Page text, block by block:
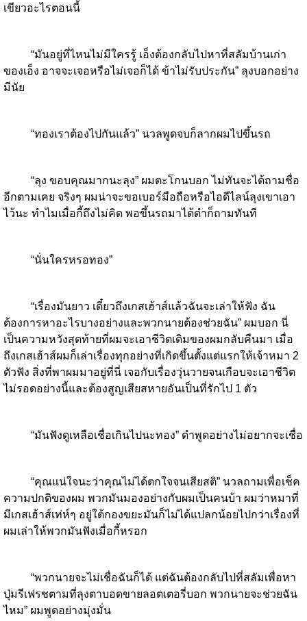
เขียวอะไรตอนนี้
“มันอยู่ที่ไหนไม่มีใครรู้ เอ็งต้องกลับไปหาที่สลัมบ้านเก่า
ของเอ็ง อาจจะเจอหรือไม่เจอก็ได้ ข้าไม่รับประกัน” ลุงบอกอย่าง
มีนัย
“ทองเราต้องไปกันแล้ว” นวลพูดจบก็ลากผมไปขึ้นรถ
“ลุง ขอบคุณมากนะลุง” ผมตะโกนบอก ไม่ทันจะได้ถามชื่อ
อีกตามเคย จริงๆ ผมน่าจะขอเบอร์มือถือหรือไอดีไลน์ลุงเขาเอา
ไว้นะ ทำไมเมื่อกี้ถึงไม่คิด พอขึ้นรถมาได้ดำก็ถามทันที
“นั่นใครหรอทอง”
“เรื่องมันยาว เดี๋ยวถึงเกสเฮ้าส์แล้วฉันจะเล่าให้ฟัง ฉัน
ต้องการหาอะไรบางอย่างและพวกนายต้องช่วยฉัน” ผมบอก นี่
เป็นความหวังสุดท้ายที่ผมจะเอาชีวิตเดิมของผมกลับคืนมา เมื่อ
ถึงเกสเฮ้าส์ผมก็เล่าเรื่องทุกอย่างที่เกิดขึ้นตั้งแต่แรกให้เจ้าหมา 2
ตัวฟัง สิ่งที่พาผมมาอยู่ที่นี่ เจอกับเรื่องวุ่นวายจนเกือบจะเอาชีวิต
ไม่รอดอย่างนี้และต้องสูญเสียสหายอันเป็นที่รักไป 1 ตัว
“มันฟังดูเหลือเชื่อเกินไปนะทอง” ดำพูดอย่างไม่อยากจะเชื่อ
“คุณแน่ใจนะว่าคุณไม่ได้ตกใจจนเสียสติ” นวลถามเพื่อเช็ค
ความปกติของผม พวกมันมองอย่างกับผมเป็นคนบ้า ผมว่าหมาที่
มีเกสเฮ้าส์เท่ห์ๆ อยู่ใต้กองขยะมันก็ไม่ได้แปลกน้อยไปกว่าเรื่องที่
ผมเล่าให้พวกมันฟังเมื่อกี้หรอก
“พวกนายจะไม่เชื่อฉันก็ได้ แต่ฉันต้องกลับไปที่สลัมเพื่อหา
ปุ่มรีเฟรชตามที่ลุงตาบอดขายลอตเตอรี่บอก พวกนายจะช่วยฉัน
ไหม” ผมพูดอย่างมุ่งมั่น